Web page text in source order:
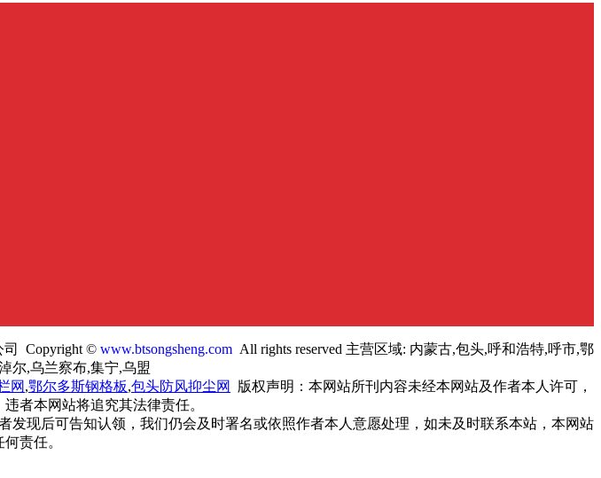
司 Copyright © www.btsongsheng.comAll rights reserved 主营区域: 内蒙古,包头,呼和浩特,呼市,鄂
尔,乌兰察布,集宁,乌盟
网 ,鄂尔多斯钢格板,包头防风抑尘网
版权声明：本网站所刊内容未经本网站及作者本人许可，
者本网站将追究其法律责任。
现后可告知认领，我们仍会及时署名或依照作者本人意愿处理，如未及时联系本站，本网站
责任。